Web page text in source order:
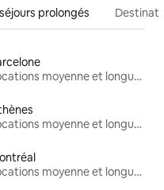
prolongés
Locations moyenne et longue durée
Locations moyenne et longue durée
Locations moyenne et longue durée